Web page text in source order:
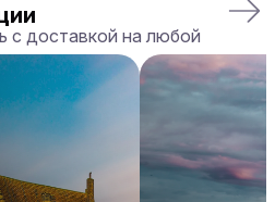
с доставкой на любой